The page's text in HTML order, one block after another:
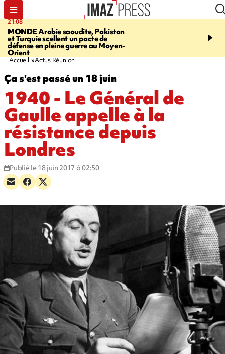
21:08
MONDEArabie saoudite, Pakistan
et Turquie scellent un pacte de
défense en pleine guerre au Moyen-
Orient
20:06
l'Asie, mort d'une
Accueil Actus Réunion
Ça s'est passé un 18 juin
1940 - Le Général de
Gaulle appelle à la
résistance depuis
Londres
Publié le 18 juin 2017 à 02:50